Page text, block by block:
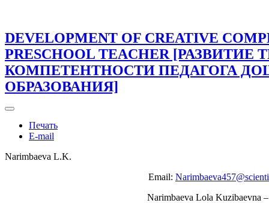
DEVELOPMENT OF CREATIVE
PRESCHOOL TEACHER
КОМПЕТЕНТНОСТИ ПЕДАГОГА
ОБРАЗОВАНИЯ]
Печать
E-mail
Narimbaeva L.K.
Email:
Narimbaeva Lola Kuzibaevna